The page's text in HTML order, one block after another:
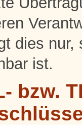
dies nur,
ist.
bzw.